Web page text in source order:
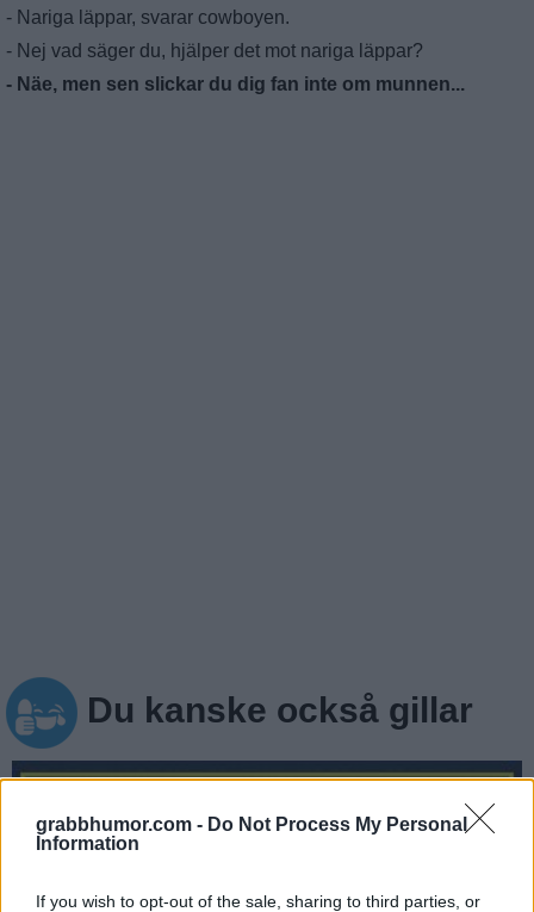
grabbhumor.com - Do Not Process My Personal
Information
If you wish to opt-out of the sale, sharing to third parties, or
- Nariga läppar, svarar cowboyen.
- Nej vad säger du, hjälper det mot nariga läppar?
- Näe, men sen slickar du dig fan inte om munnen...
Du kanske också gillar